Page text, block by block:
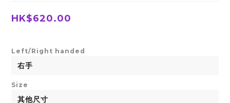
HK$620.00
Left/Right handed
Size